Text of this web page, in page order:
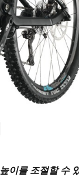
이를 조절할 수